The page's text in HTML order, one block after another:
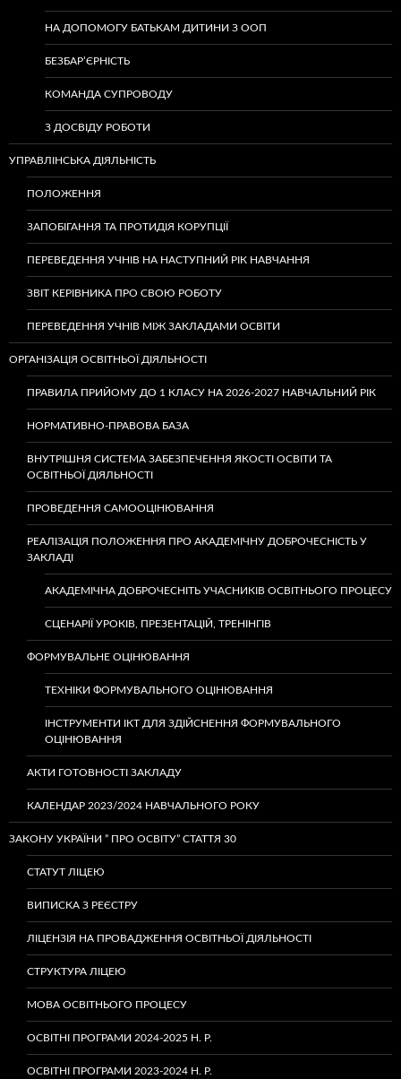
НА ДОПОМОГУ БАТЬКАМ ДИТИНИ З ООП
БЕЗБАР’ЄРНІСТЬ
КОМАНДА СУПРОВОДУ
З ДОСВІДУ РОБОТИ
УПРАВЛІНСЬКА ДІЯЛЬНІСТЬ
ПОЛОЖЕННЯ
ЗАПОБІГАННЯ ТА ПРОТИДІЯ КОРУПЦІЇ
ПЕРЕВЕДЕННЯ УЧНІВ НА НАСТУПНИЙ РІК НАВЧАННЯ
ЗВІТ КЕРІВНИКА ПРО СВОЮ РОБОТУ
ПЕРЕВЕДЕННЯ УЧНІВ МІЖ ЗАКЛАДАМИ ОСВІТИ
ОРГАНІЗАЦІЯ ОСВІТНЬОЇ ДІЯЛЬНОСТІ
ПРАВИЛА ПРИЙОМУ ДО 1 КЛАСУ НА 2026-2027 НАВЧАЛЬНИЙ РІК
НОРМАТИВНО-ПРАВОВА БАЗА
ВНУТРІШНЯ СИСТЕМА ЗАБЕЗПЕЧЕННЯ ЯКОСТІ ОСВІТИ ТА
ОСВІТНЬОЇ ДІЯЛЬНОСТІ
ПРОВЕДЕННЯ САМООЦІНЮВАННЯ
РЕАЛІЗАЦІЯ ПОЛОЖЕННЯ ПРО АКАДЕМІЧНУ ДОБРОЧЕСНІСТЬ У
ЗАКЛАДІ
АКАДЕМІЧНА ДОБРОЧЕСНІТЬ УЧАСНИКІВ ОСВІТНЬОГО ПРОЦЕСУ
СЦЕНАРІЇ УРОКІВ, ПРЕЗЕНТАЦІЙ, ТРЕНІНГІВ
ФОРМУВАЛЬНЕ ОЦІНЮВАННЯ
ТЕХНІКИ ФОРМУВАЛЬНОГО ОЦІНЮВАННЯ
ІНСТРУМЕНТИ ІКТ ДЛЯ ЗДІЙСНЕННЯ ФОРМУВАЛЬНОГО
ОЦІНЮВАННЯ
АКТИ ГОТОВНОСТІ ЗАКЛАДУ
КАЛЕНДАР 2023/2024 НАВЧАЛЬНОГО РОКУ
ЗАКОНУ УКРАЇНИ ” ПРО ОСВІТУ” СТАТТЯ 30
СТАТУТ ЛІЦЕЮ
ВИПИСКА З РЕЄСТРУ
ЛІЦЕНЗІЯ НА ПРОВАДЖЕННЯ ОСВІТНЬОЇ ДІЯЛЬНОСТІ
СТРУКТУРА ЛІЦЕЮ
МОВА ОСВІТНЬОГО ПРОЦЕСУ
ОСВІТНІ ПРОГРАМИ 2024-2025 Н. Р.
ОСВІТНІ ПРОГРАМИ 2023-2024 Н. Р.